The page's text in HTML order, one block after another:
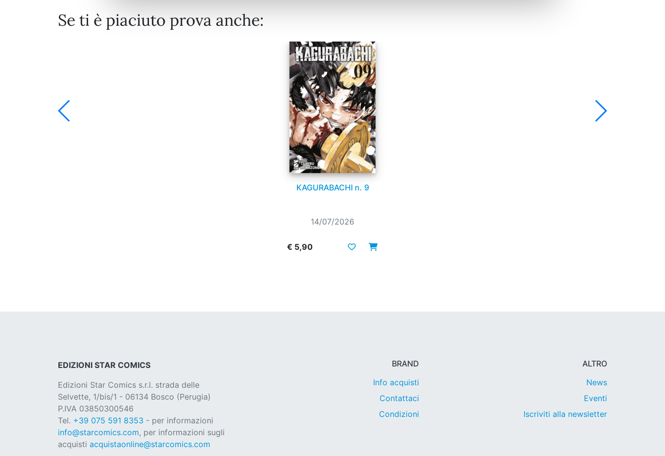
Se ti è piaciuto prova anche:
KAGURABACHI n. 9
14/07/2026
€ 5,90
EDIZIONI STAR COMICS
Edizioni Star Comics s.r.l. strada delle
Selvette, 1/bis/1 - 06134 Bosco (Perugia)
P.IVA 03850300546
Tel. +39 075 591 8353 - per informazioni
info@starcomics.com, per informazioni sugli
acquisti acquistaonline@starcomics.com
BRAND
Info acquisti
Contattaci
Condizioni
ALTRO
News
Eventi
Iscriviti alla newsletter